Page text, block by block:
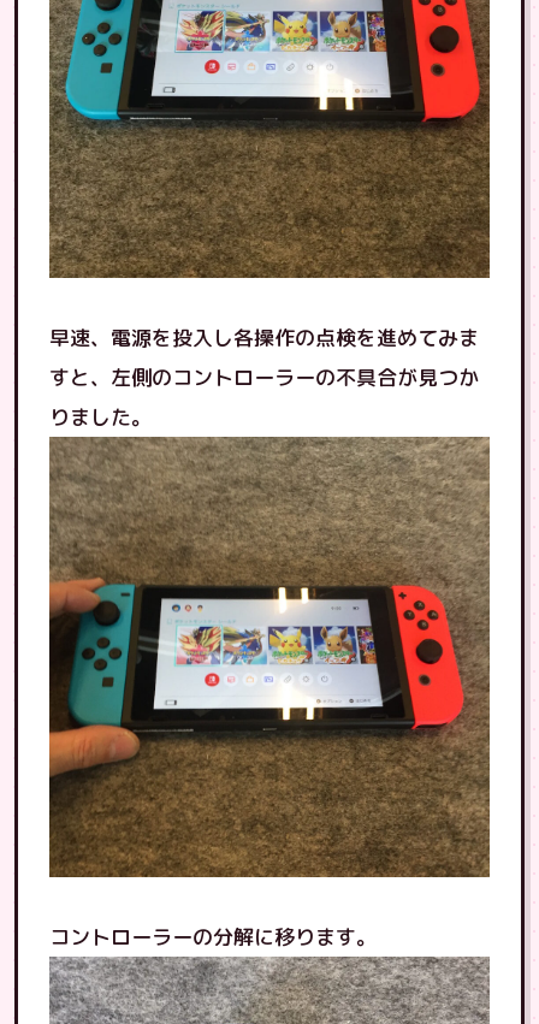
早速、電源を投入し各操作の点検を進めてみま
すと、左側のコントローラーの不具合が見つか
りました。
コントローラーの分解に移ります。